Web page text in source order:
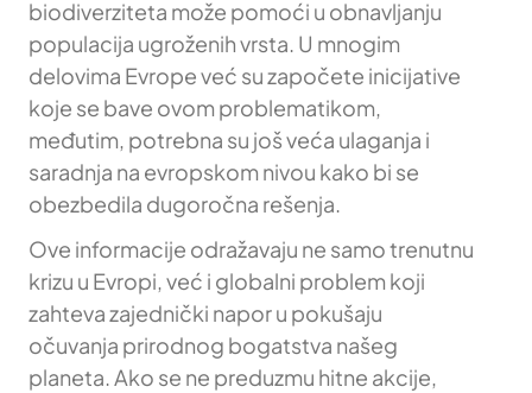
biodiverziteta može pomoći u obnavljanju
populacija ugroženih vrsta. U mnogim
delovima Evrope već su započete inicijative
koje se bave ovom problematikom,
međutim, potrebna su još veća ulaganja i
saradnja na evropskom nivou kako bi se
obezbedila dugoročna rešenja.
Ove informacije odražavaju ne samo trenutnu
krizu u Evropi, već i globalni problem koji
zahteva zajednički napor u pokušaju
očuvanja prirodnog bogatstva našeg
planeta. Ako se ne preduzmu hitne akcije,